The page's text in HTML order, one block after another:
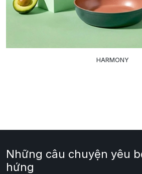
HARMONY
Những câu chuyện yêu
hứng